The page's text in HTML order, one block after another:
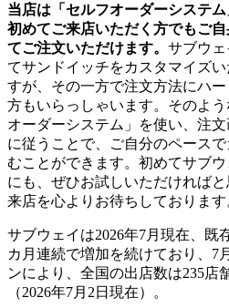
当店は「セルフオーダーシステム
初めてご来店いただく方でもご
てご注文いただけます。 サブウ
てサンドイッチをカスタマイズ
すが、その一方で注文方法にハ
方もいらっしゃいます。そのよ
オーダーシステム」を使い、注
に従うことで、ご自分のペース
むことができます。初めてサブ
にも、ぜひお試しいただければ
来店を心よりお待ちしております
サブウェイは2026年7月現在、既
カ月連続で増加を続けており、7
ンにより、全国の出店数は235店
（2026年7月2日現在）。